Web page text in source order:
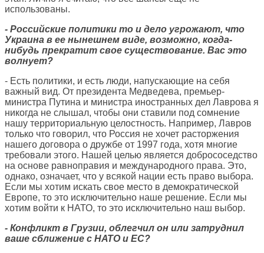
использованы.
- Российские политики то и дело угрожают, что
Украина в ее нынешнем виде, возможно, когда-
нибудь прекратит свое существование. Вас это
волнует?
- Есть политики, и есть люди, напускающие на себя
важный вид. От президента Медведева, премьер-
министра Путина и министра иностранных дел Лаврова я
никогда не слышал, чтобы они ставили под сомнение
нашу территориальную целостность. Например, Лавров
только что говорил, что Россия не хочет расторжения
нашего договора о дружбе от 1997 года, хотя многие
требовали этого. Нашей целью является добрососедство
на основе равноправия и международного права. Это,
однако, означает, что у всякой нации есть право выбора.
Если мы хотим искать свое место в демократической
Европе, то это исключительно наше решение. Если мы
хотим войти к НАТО, то это исключительно наш выбор.
- Конфликт в Грузии, облегчил он или затруднил
ваше сближение с НАТО и ЕС?